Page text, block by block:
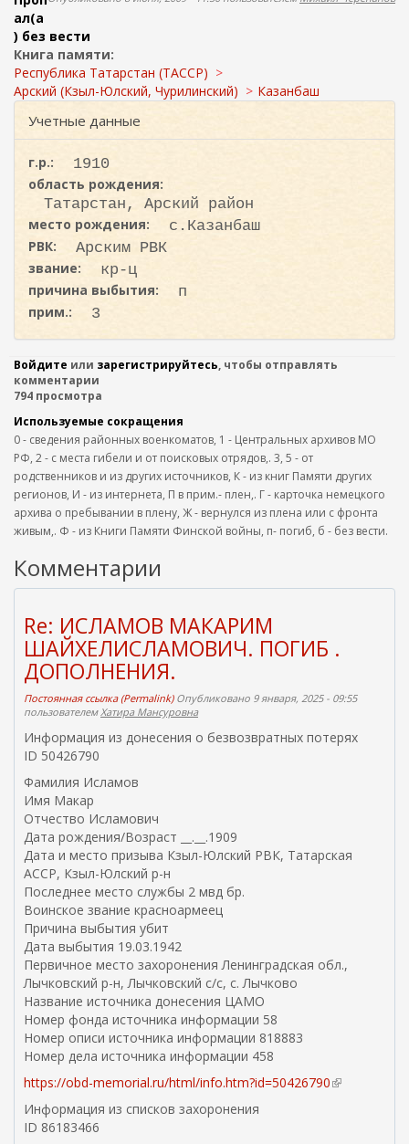
о
и
с
к
ал(а
) без вести
Книга памяти:
Республика Татарстан (ТАССР)
Арский (Кзыл-Юлский, Чурилинский)
Казанбаш
Учетные данные
г.р.:
1910
область рождения:
Татарстан, Арский район
место рождения:
с.Казанбаш
РВК:
Арским РВК
звание:
кр-ц
причина выбытия:
п
прим.:
3
Войдите или зарегистрируйтесь, чтобы отправлять
комментарии
794 просмотра
Используемые сокращения
0 - сведения районных военкоматов, 1 - Центральных архивов МО
РФ, 2 - с места гибели и от поисковых отрядов,. 3, 5 - от
родственников и из других источников, К - из книг Памяти других
регионов, И - из интернета, П в прим.- плен,. Г - карточка немецкого
архива о пребывании в плену, Ж - вернулся из плена или с фронта
живым,. Ф - из Книги Памяти Финской войны, п- погиб, б - без вести.
Комментарии
Re: ИСЛАМОВ МАКАРИМ
ШАЙХЕЛИСЛАМОВИЧ. ПОГИБ .
ДОПОЛНЕНИЯ.
Постоянная ссылка (Permalink)Опубликовано 9 января, 2025 - 09:55
пользователемХатира Мансуровна
Информация из донесения о безвозвратных потерях
ID 50426790
Фамилия Исламов
Имя Макар
Отчество Исламович
Дата рождения/Возраст __.__.1909
Дата и место призыва Кзыл-Юлский РВК, Татарская
АССР, Кзыл-Юлский р-н
Последнее место службы 2 мвд бр.
Воинское звание красноармеец
Причина выбытия убит
Дата выбытия 19.03.1942
Первичное место захоронения Ленинградская обл.,
Лычковский р-н, Лычковский с/с, с. Лычково
Название источника донесения ЦАМО
Номер фонда источника информации 58
Номер описи источника информации 818883
Номер дела источника информации 458
https://obd-memorial.ru/html/info.htm?id=50426790(
Информация из списков захоронения
ID 86183466